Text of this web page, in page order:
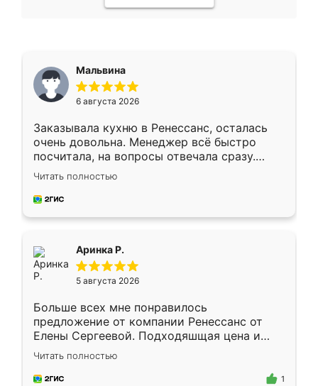
Мальвина
6 августа 2026
Заказывала кухню в Ренессанс, осталась
очень довольна. Менеджер всё быстро
посчитала, на вопросы отвечала сразу.
Замерщик приехал в субботу, подошёл к
делу со всей ответственностью. Собрали
за день, ребята работали аккуратно, даже
Читать полностью
Аринка Р.
5 августа 2026
Больше всех мне понравилось
предложение от компании Ренессанс от
Елены Сергеевой. Подходяшщая цена и
короткие сроки изготовления. Приехавший
для замера сотрудник Владислав
предложил по моему эскизу самый
Читать полностью
1